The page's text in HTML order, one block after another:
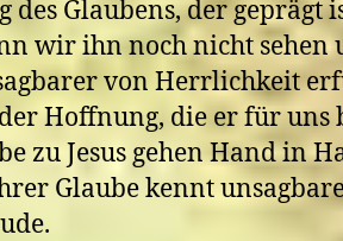
des Glaubens, der geprägt
wir ihn noch nicht sehen
von Herrlichkeit
Hoffnung, die er für uns
zu Jesus gehen Hand in
Glaube kennt